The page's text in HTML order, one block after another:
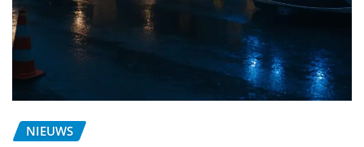
NIEUWS